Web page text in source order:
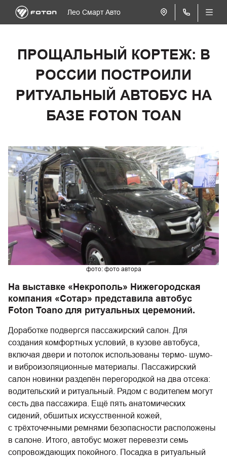
Лео Смарт Авто
ПРОЩАЛЬНЫЙ КОРТЕЖ: В
РОССИИ ПОСТРОИЛИ
РИТУАЛЬНЫЙ АВТОБУС НА
БАЗЕ FOTON TOAN
фото: фото автора
На выставке «Некрополь» Нижегородская
компания «Сотар» представила автобус
Foton Toano для ритуальных церемоний.
Доработке подвергся пассажирский салон. Для
создания комфортных условий, в кузове автобуса,
включая двери и потолок использованы термо- шумо-
и виброизоляционные материалы. Пассажирский
салон новинки разделён перегородкой на два отсека:
водительский и ритуальный. Рядом с водителем могут
сесть два пассажира. Ещё пять анатомических
сидений, обшитых искусственной кожей,
с трёхточечными ремнями безопасности расположены
в салоне. Итого, автобус может перевезти семь
сопровождающих покойного. Посадка в ритуальный